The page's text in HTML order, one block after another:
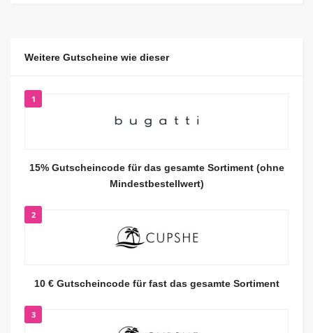
Weitere Gutscheine wie dieser
1
15% Gutscheincode für das gesamte Sortiment (ohne
Mindestbestellwert)
2
10 € Gutscheincode für fast das gesamte Sortiment
3